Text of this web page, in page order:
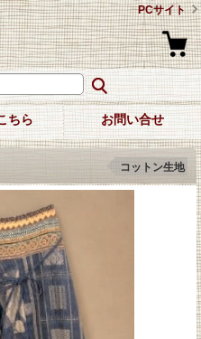
PCサイト
ちら お問い合せ
コットン生地